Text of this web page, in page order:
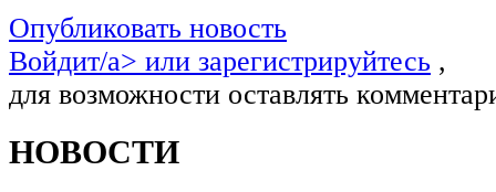
Опубликовать новость
Войдит/a> или зарегистрируйтесь ,
для возможности оставлять
НОВОСТИ